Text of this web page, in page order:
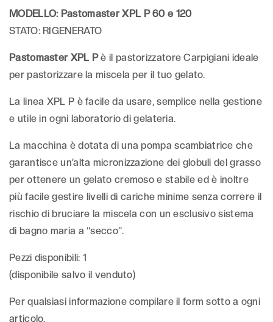
MODELLO: Pastomaster XPL P 60 e 120
STATO: RIGENERATO
Pastomaster XPL Pè il pastorizzatore Carpigiani ideale
per pastorizzare la miscela per il tuo gelato.
La linea XPL P è facile da usare, semplice nella gestione
e utile in ogni laboratorio di gelateria.
La macchina è dotata di una pompa scambiatrice che
garantisce un’alta micronizzazione dei globuli del grasso
per ottenere un gelato cremoso e stabile ed è inoltre
più facile gestire livelli di cariche minime senza correre il
rischio di bruciare la miscela con un esclusivo sistema
di bagno maria a “secco”.
Pezzi disponibili: 1
(disponibile salvo il venduto)
Per qualsiasi informazione compilare il form sotto a ogni
articolo.